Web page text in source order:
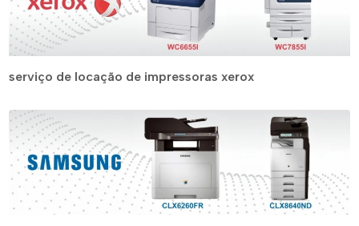
serviço de locação de impressoras xerox